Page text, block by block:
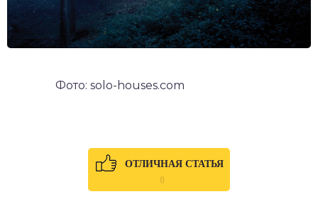
Фото: solo-houses.com
ОТЛИЧНАЯ СТАТЬЯ
0